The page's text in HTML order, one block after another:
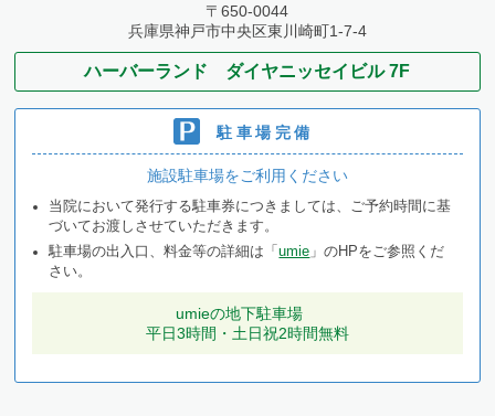
〒650-0044
兵庫県神戸市中央区東川崎町1-7-4
ハーバーランド ダイヤニッセイビル 7F
駐車場完備
施設駐車場をご利用ください
当院において発行する駐車券につきましては、ご予約時間に基
づいてお渡しさせていただきます。
駐車場の出入口、料金等の詳細は「umie 」のHPをご参照くだ
さい。
umieの地下駐車場
平日3時間・土日祝2時間無料